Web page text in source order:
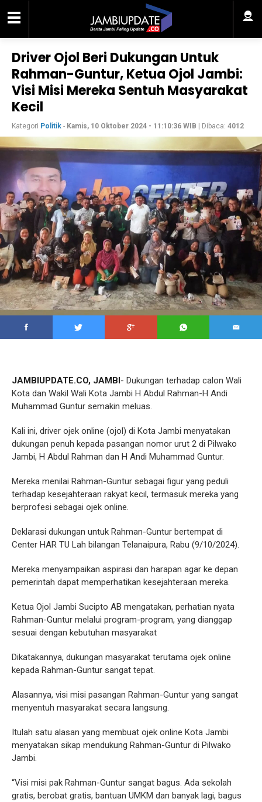
Driver Ojol Beri Dukungan Untuk
Rahman-Guntur, Ketua Ojol Jambi:
Visi Misi Mereka Sentuh Masyarakat
Kecil
Kategori Politik - Kamis, 10 Oktober 2024 - 11:10:36 WIB | Dibaca: 4012
JAMBIUPDATE.CO, JAMBI- Dukungan terhadap calon Wali
Kota dan Wakil Wali Kota Jambi H Abdul Rahman-H Andi
Muhammad Guntur semakin meluas.
Kali ini, driver ojek online (ojol) di Kota Jambi menyatakan
dukungan penuh kepada pasangan nomor urut 2 di Pilwako
Jambi, H Abdul Rahman dan H Andi Muhammad Guntur.
Mereka menilai Rahman-Guntur sebagai figur yang peduli
terhadap kesejahteraan rakyat kecil, termasuk mereka yang
berprofesi sebagai ojek online.
Deklarasi dukungan untuk Rahman-Guntur bertempat di
Center HAR TU Lah bilangan Telanaipura, Rabu (9/10/2024).
Mereka menyampaikan aspirasi dan harapan agar ke depan
pemerintah dapat memperhatikan kesejahteraan mereka.
Ketua Ojol Jambi Sucipto AB mengatakan, perhatian nyata
Rahman-Guntur melalui program-program, yang dianggap
sesuai dengan kebutuhan masyarakat
Dikatakannya, dukungan masyarakat terutama ojek online
kepada Rahman-Guntur sangat tepat.
Alasannya, visi misi pasangan Rahman-Guntur yang sangat
menyentuh masyarakat secara langsung.
Itulah satu alasan yang membuat ojek online Kota Jambi
menyatakan sikap mendukung Rahman-Guntur di Pilwako
Jambi.
“Visi misi pak Rahman-Guntur sangat bagus. Ada sekolah
gratis, berobat gratis, bantuan UMKM dan banyak lagi, bagus